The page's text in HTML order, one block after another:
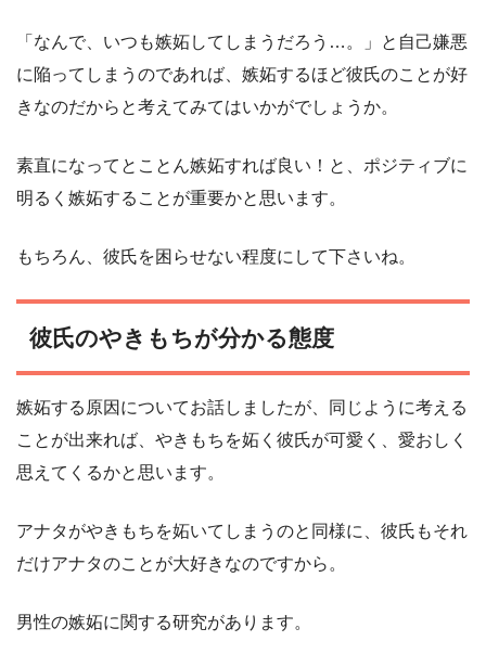
「なんで、いつも嫉妬してしまうだろう…。」と自己嫌悪
に陥ってしまうのであれば、嫉妬するほど彼氏のことが好
きなのだからと考えてみてはいかがでしょうか。
素直になってとことん嫉妬すれば良い！と、ポジティブに
明るく嫉妬することが重要かと思います。
もちろん、彼氏を困らせない程度にして下さいね。
彼氏のやきもちが分かる態度
嫉妬する原因についてお話しましたが、同じように考える
ことが出来れば、やきもちを妬く彼氏が可愛く、愛おしく
思えてくるかと思います。
アナタがやきもちを妬いてしまうのと同様に、彼氏もそれ
だけアナタのことが大好きなのですから。
男性の嫉妬に関する研究があります。